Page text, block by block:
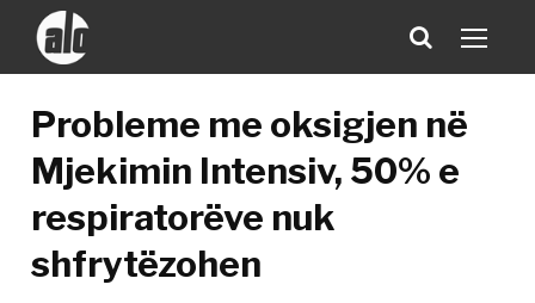
Probleme me oksigjen në
Mjekimin Intensiv, 50% e
respiratorëve nuk
shfrytëzohen